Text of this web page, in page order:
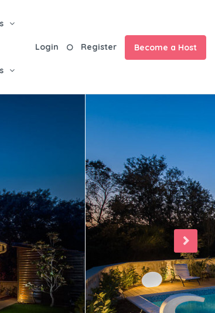
Login Register Become a Host